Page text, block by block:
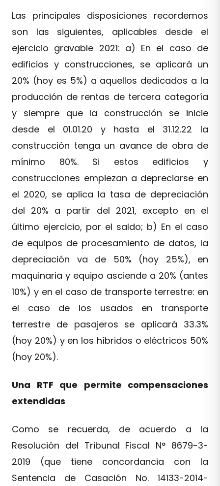
Las principales disposiciones recordemos
son las siguientes, aplicables desde el
ejercicio gravable 2021: a) En el caso de
edificios y construcciones, se aplicará un
20% (hoy es 5%) a aquellos dedicados a la
producción de rentas de tercera categoría
y siempre que la construcción se inicie
desde el 01.01.20 y hasta el 31.12.22 la
construcción tenga un avance de obra de
mínimo 80%. Si estos edificios y
construcciones empiezan a depreciarse en
el 2020, se aplica la tasa de depreciación
del 20% a partir del 2021, excepto en el
último ejercicio, por el saldo; b) En el caso
de equipos de procesamiento de datos, la
depreciación va de 50% (hoy 25%), en
maquinaria y equipo asciende a 20% (antes
10%) y en el caso de transporte terrestre: en
el caso de los usados en transporte
terrestre de pasajeros se aplicará 33.3%
(hoy 20%) y en los híbridos o eléctricos 50%
(hoy 20%).
Una RTF que permite compensaciones
extendidas
Como se recuerda, de acuerdo a la
Resolución del Tribunal Fiscal N° 8679-3-
2019 (que tiene concordancia con la
Sentencia de Casación No. 14133-2014-